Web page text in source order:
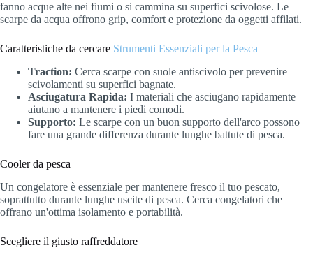
fanno acque alte nei fiumi o si cammina su superfici scivolose. Le
scarpe da acqua offrono grip, comfort e protezione da oggetti affilati.
Caratteristiche da cercare Strumenti Essenziali per la Pesca
Traction: Cerca scarpe con suole antiscivolo per prevenire
scivolamenti su superfici bagnate.
Asciugatura Rapida: I materiali che asciugano rapidamente
aiutano a mantenere i piedi comodi.
Supporto: Le scarpe con un buon supporto dell'arco possono
fare una grande differenza durante lunghe battute di pesca.
Cooler da pesca
Un congelatore è essenziale per mantenere fresco il tuo pescato,
soprattutto durante lunghe uscite di pesca. Cerca congelatori che
offrano un'ottima isolamento e portabilità.
Scegliere il giusto raffreddatore